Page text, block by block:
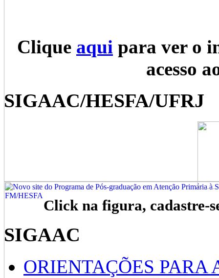
Clique aqui para ver o
acesso
SIGAAC/HESFA/UFRJ
Click na figura, cadastre-
SIGAAC
ORIENTAÇÕES PARA